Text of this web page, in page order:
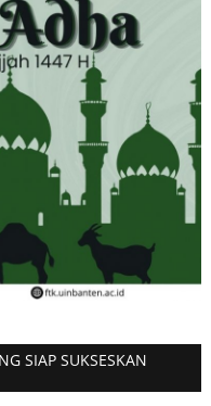
SIAP SUKSESKAN